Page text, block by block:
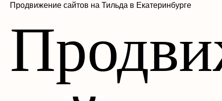
Продвижение сайтов на Тильда в Екатеринбурге